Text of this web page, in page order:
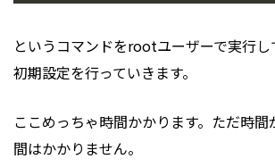
というコマンドをrootユーザーで実行し
初期設定を行っていきます。
ここめっちゃ時間かかります。ただ時
間はかかりません。